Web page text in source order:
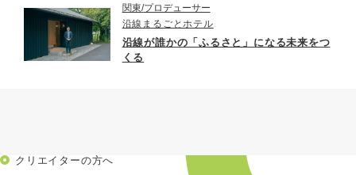
関東 プロデューサー
沿線まるごとホテル
沿線が誰かの「ふるさと」になる未来をつ
くる
クリエイターの方へ